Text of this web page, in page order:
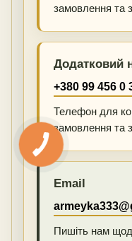
замовлення та
Додатковий
+380 99 456 0
Телефон для
замовлення та
Email
Пишіть нам